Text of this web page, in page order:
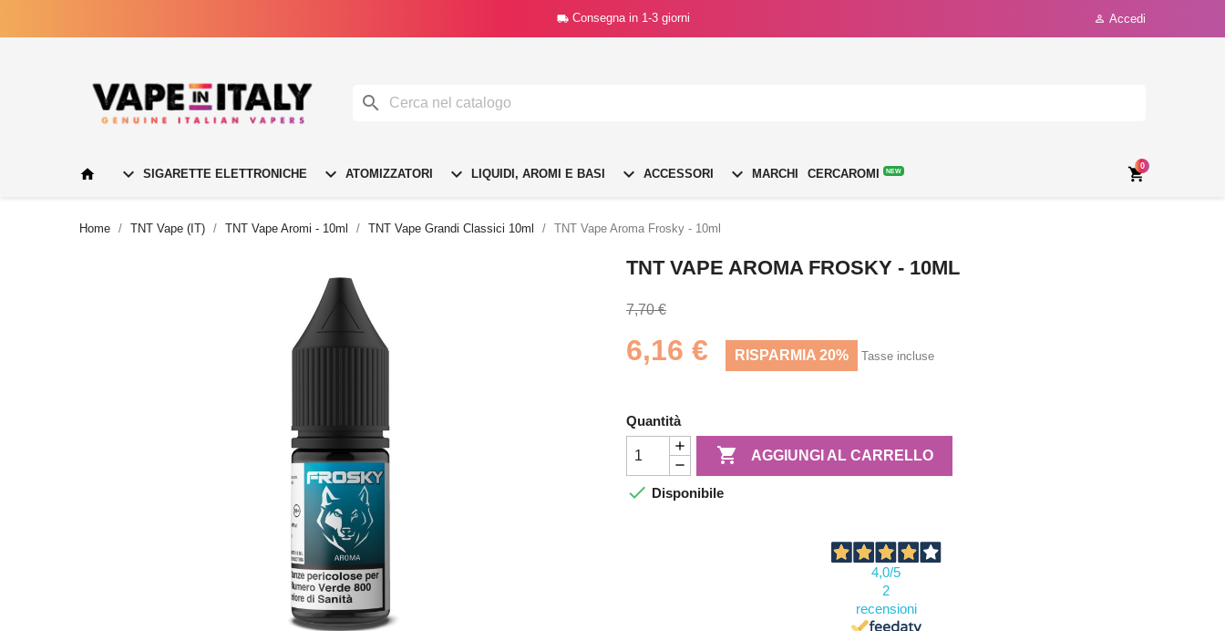
 Consegna in 1-3 giorni  Accedi

  SIGARETTE ELETTRONICHE  ATOMIZZATORI  LIQUIDI, AROMI E BASI  ACCESSORI  MARCHI CERCAROMI NEW 
0
Home TNT Vape (IT) TNT Vape Aromi - 10ml TNT Vape Grandi Classici 10ml TNT Vape Aroma Frosky - 10ml
TNT VAPE AROMA FROSKY - 10ML
7,70 €
6,16 € RISPARMIA 20% Tasse incluse
Quantità
 AGGIUNGI AL CARRELLO
 Disponibile
4,0/5
2
recensioni